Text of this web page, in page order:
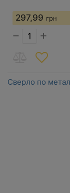
297,99 грн
− +
Сверло по